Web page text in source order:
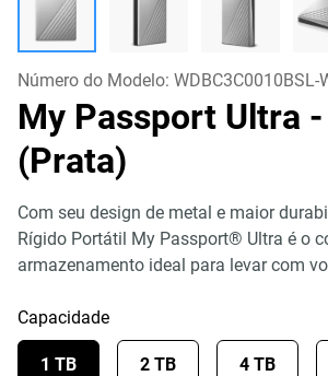
Número do Modelo: WDBC3C0010BSL-
My Passport Ultra
(Prata)
Com seu design de metal e maior
Rígido Portátil My Passport® Ultra é o
armazenamento ideal para levar com
Capacidade
1 TB 2 TB 4 TB